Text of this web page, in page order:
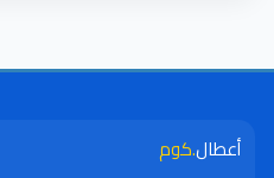
أعطال.كوم